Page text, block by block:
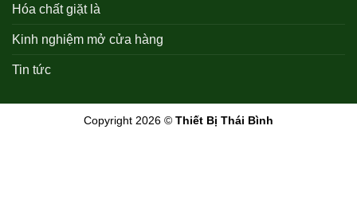
Hóa chất giặt là
Kinh nghiệm mở cửa hàng
Tin tức
Copyright 2026 © Thiết Bị Thái Bình